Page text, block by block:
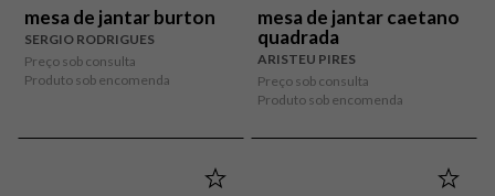
mesa de jantar burton
SERGIO RODRIGUES
Preço sob consulta
Produto sob encomenda
mesa de jantar caetano
quadrada
ARISTEU PIRES
Preço sob consulta
Produto sob encomenda